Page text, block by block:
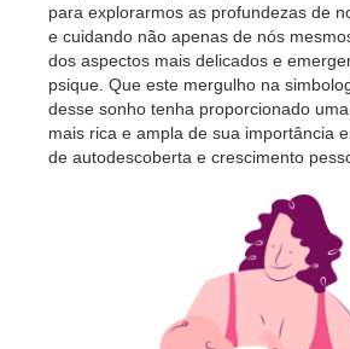
para explorarmos as profundezas de
e cuidando não apenas de nós
dos aspectos mais delicados e
psique. Que este mergulho na
desse sonho tenha proporcionado
mais rica e ampla de sua importância
de autodescoberta e crescimento